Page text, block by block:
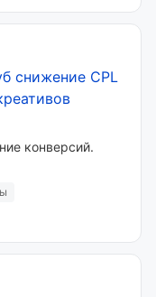
снижение CPL
конверсий.